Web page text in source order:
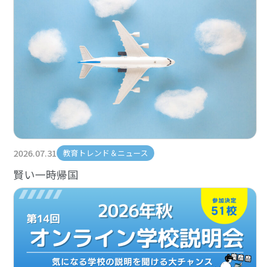
2026.07.31 教育トレンド＆ニュース
賢い一時帰国